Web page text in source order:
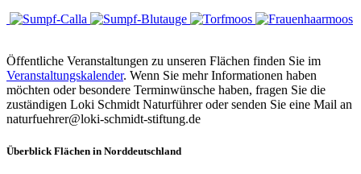
Öffentliche Veranstaltungen zu unseren Flächen finden Sie im
Veranstaltungskalender. Wenn Sie mehr Informationen haben
möchten oder besondere Terminwünsche haben, fragen Sie die
zuständigen Loki Schmidt Naturführer oder senden Sie eine Mail an
naturfuehrer@loki-schmidt-stiftung.de
Überblick Flächen in Norddeutschland